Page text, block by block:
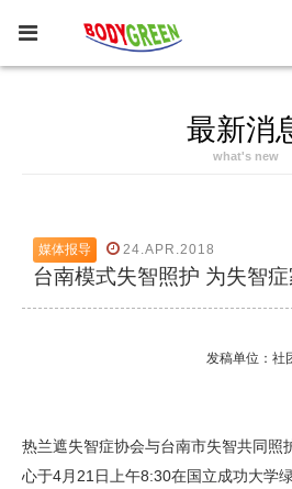
最新消
what's new
媒体报导 24.APR.2018
台南模式失智照护 为失智
发稿单位：社
热兰遮失智症协会与台南市失智共同照
心于4月21日上午8:30在国立成功大学